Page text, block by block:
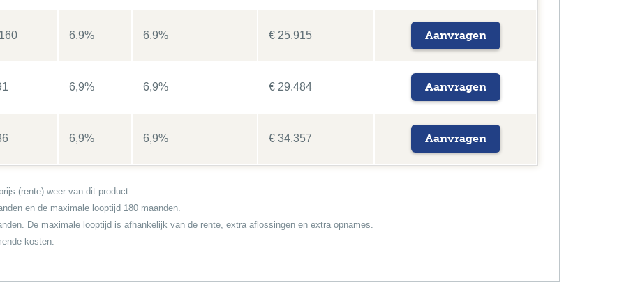
6,9% 6,9% € 25.915 Aanvragen
6,9% 6,9% € 29.484 Aanvragen
6,9% 6,9% € 34.357 Aanvragen
(rente) weer van dit product.
en de maximale looptijd 180 maanden.
De maximale looptijd is afhankelijk van de rente, extra aflossingen en extra opnames.
kosten.